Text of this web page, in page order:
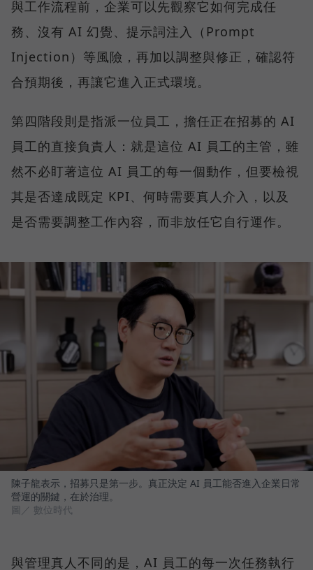
與工作流程前，企業可以先觀察它如何完成任
務、沒有 AI 幻覺、提示詞注入（Prompt
Injection）等風險，再加以調整與修正，確認符
合預期後，再讓它進入正式環境。
第四階段則是指派一位員工，擔任正在招募的 AI
員工的直接負責人：就是這位 AI 員工的主管，雖
然不必盯著這位 AI 員工的每一個動作，但要檢視
其是否達成既定 KPI、何時需要真人介入，以及
是否需要調整工作內容，而非放任它自行運作。
陳子龍表示，招募只是第一步。真正決定 AI 員工能否進入企業日常
營運的關鍵，在於治理。
圖／ 數位時代
與管理真人不同的是，AI 員工的每一次任務執行